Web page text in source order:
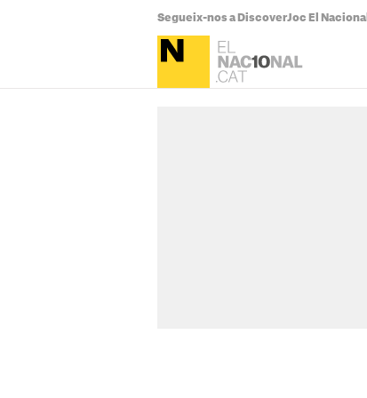
Segueix-nos a DiscoverJoc El Nacional